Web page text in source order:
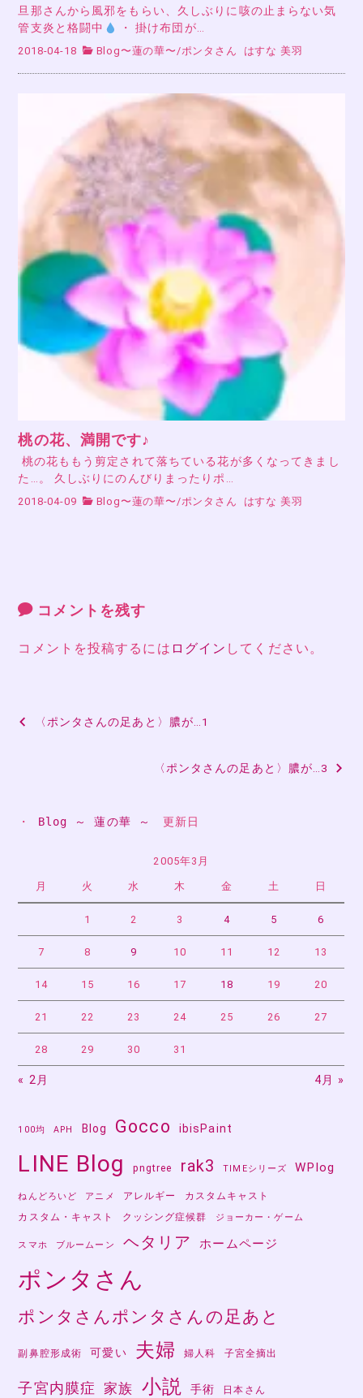
旦那さんから風邪をもらい、久しぶりに咳の止まらない気
管支炎と格闘中
・ 掛け布団が…
2018-04-18 Blog〜蓮の華〜 /ポンタさん はすな 美羽
桃の花、満開です♪
桃の花ももう剪定されて落ちている花が多くなってきまし
た…。 久しぶりにのんびりまったりポ…
2018-04-09 Blog〜蓮の華〜 /ポンタさん はすな 美羽
コメントを残す
コメントを投稿するには ログイン してください。
投
〈ポンタさんの足あと〉膿が…1
〈ポンタさんの足あと〉膿が…3
・ Blog ～ 蓮の華 ～ 更新日
2005年3月
月 火 水 木 金 土 日
1 2 3 4 5 6
7 8 9 10 11 12 13
14 15 16 17 18 19 20
21 22 23 24 25 26 27
28 29 30 31
« 2月 4月 »
100均 APH Blog Gocco ibisPaint
LINE Blog pngtree rak3 TIMEシリーズ WPlog
ねんどろいど アニメ アレルギー
カスタムキャスト
カスタム・キャスト
クッシング症候群 ジョーカー・ゲーム
スマホ ブルームーン ヘタリア ホームページ
ポンタさん
ポンタさんポンタさんの足あと
副鼻腔形成術 可愛い 夫婦 婦人科 子宮全摘出
子宮内膜症 家族 小説 手術 日本さん